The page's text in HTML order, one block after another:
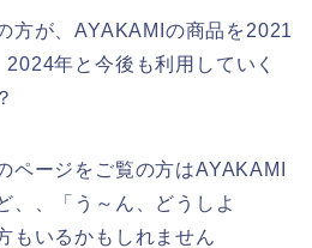
方が、AYAKAMIの商品を2021
年と今後も利用していく
ページをご覧の方はAYAKAMI
、、「う～ん、どうしよ
もいるかもしれません